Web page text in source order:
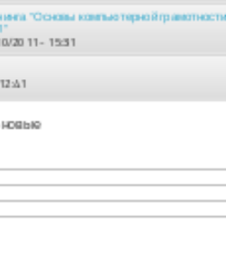
"Основы компьютерной
2011 - 15:31